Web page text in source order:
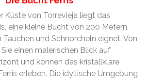
Küste von Torrevieja liegt das
eine kleine Bucht von 200 Metern,
Tauchen und Schnorcheln eignet. Von
einen malerischen Blick auf
und können das kristallklare
erleben. Die idyllische Umgebung